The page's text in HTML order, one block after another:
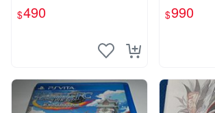
$490
雙3 中文版
$990